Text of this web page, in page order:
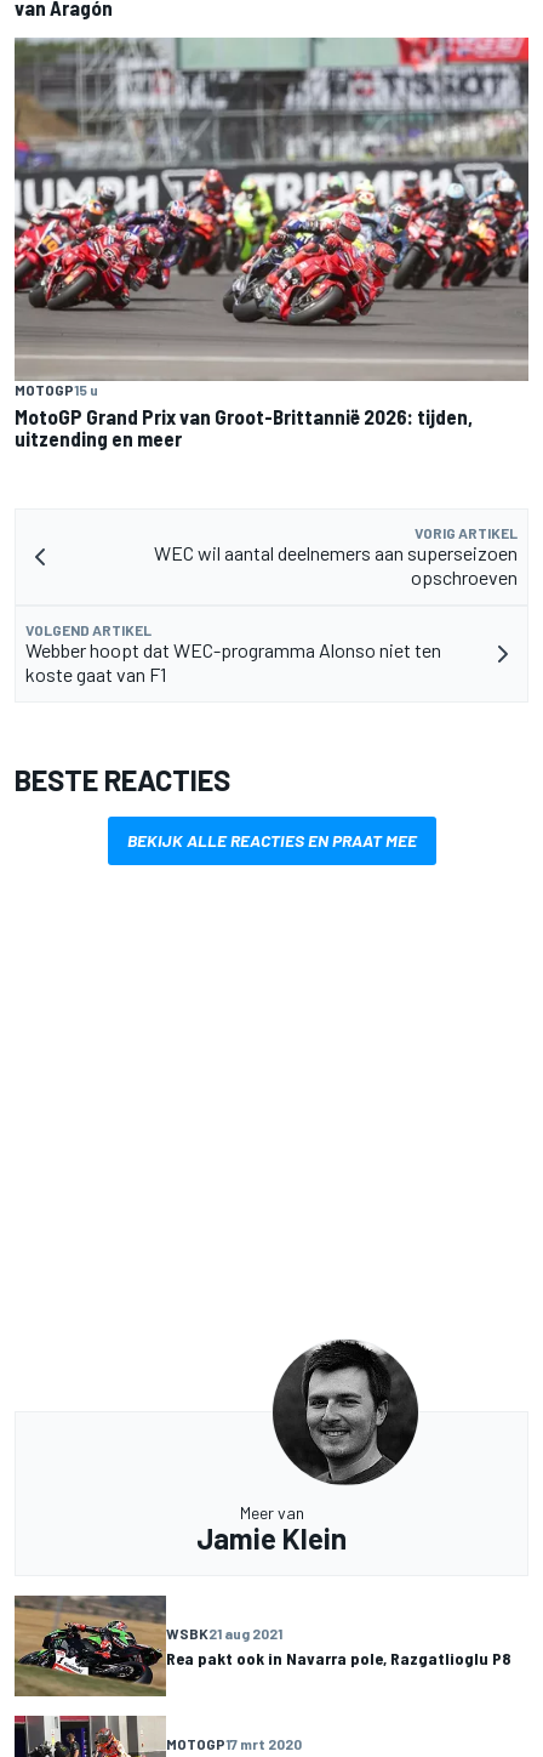
van Aragón
MOTOGP15 u
MotoGP Grand Prix van Groot-Brittannië 2026: tijden,
uitzending en meer
VORIG ARTIKEL
WEC wil aantal deelnemers aan superseizoen
opschroeven
VOLGEND ARTIKEL
Webber hoopt dat WEC-programma Alonso niet ten
koste gaat van F1
BESTE REACTIES
BEKIJK ALLE REACTIES EN PRAAT MEE
Meer van
Jamie Klein
WSBK21 aug 2021
Rea pakt ook in Navarra pole, Razgatlioglu P8
MOTOGP17 mrt 2020